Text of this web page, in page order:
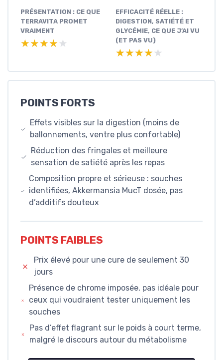
PRÉSENTATION : CE QUE
TERRAVITA PROMET
VRAIMENT
★★★★★
★★★★★
EFFICACITÉ RÉELLE :
DIGESTION, SATIÉTÉ ET
GLYCÉMIE, CE QUE J’AI VU
(ET PAS VU)
★★★★★
★★★★★
POINTS FORTS
Effets visibles sur la digestion (moins de
ballonnements, ventre plus confortable)
Réduction des fringales et meilleure
sensation de satiété après les repas
Composition propre et sérieuse : souches
identifiées, Akkermansia MucT dosée, pas
d’additifs douteux
POINTS FAIBLES
Prix élevé pour une cure de seulement 30
jours
Présence de chrome imposée, pas idéale pour
ceux qui voudraient tester uniquement les
souches
Pas d’effet flagrant sur le poids à court terme,
malgré le discours autour du métabolisme